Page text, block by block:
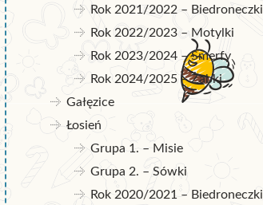
Rok 2021/2022 – Biedroneczki
Rok 2022/2023 – Motylki
Rok 2023/2024 – Smerfy
Rok 2024/2025 – Żabki
Gałęzice
Łosień
Grupa 1. – Misie
Grupa 2. – Sówki
Rok 2020/2021 – Biedroneczki